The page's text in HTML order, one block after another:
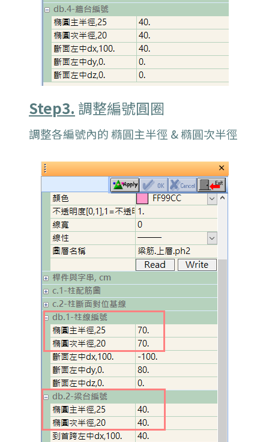
Step3. 調整編號圓圈
調整各編號內的 橢圓主半徑 & 橢圓次半徑